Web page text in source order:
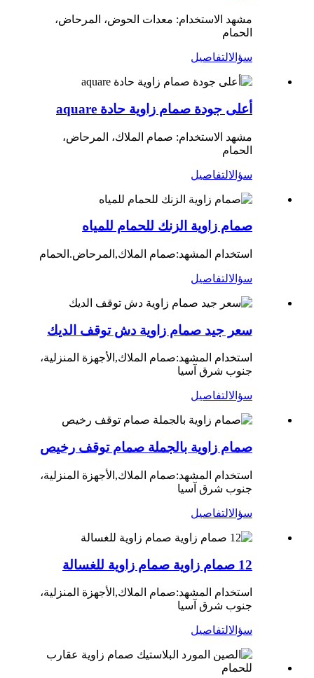
مشهد الاستخدام: معدات الحوض، المرحاض،
الحمام
سؤالالتفاصيل
أعلى جودة صمام زاوية حادة aquare
مشهد الاستخدام: صمام الملاك، المرحاض،
الحمام
سؤالالتفاصيل
صمام زاوية الزنك للحمام للمياه
استخدام المشهد:صمام الملاك, المرحاض.الحمام
سؤالالتفاصيل
سعر جيد صمام زاوية دش توقف الديك
استخدام المشهد:صمام الملاك, الأجهزة المنزلية،
جنوب شرق آسيا
سؤالالتفاصيل
صمام زاوية بالجملة صمام توقف رخيص
استخدام المشهد:صمام الملاك, الأجهزة المنزلية،
جنوب شرق آسيا
سؤالالتفاصيل
12 صمام زاوية صمام زاوية للغسالة
استخدام المشهد:صمام الملاك, الأجهزة المنزلية،
جنوب شرق آسيا
سؤالالتفاصيل